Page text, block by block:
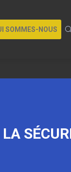
SOMMES-NOUS